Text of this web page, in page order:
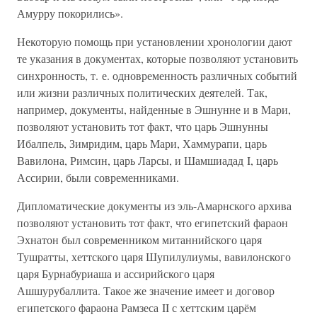
Амурру покорились».
Некоторую помощь при установлении хронологии дают
те указания в документах, которые позволяют установить
синхронность, т. е. одновременность различных событий
или жизни различных политических деятелей. Так,
например, документы, найденные в Эшнунне и в Мари,
позволяют установить тот факт, что царь Эшнунны
Ибалпель, Зимридим, царь Мари, Хаммурапи, царь
Вавилона, Римсин, царь Ларсы, и Шамшиадад I, царь
Ассирии, были современниками.
Дипломатические документы из эль-Амарнского архива
позволяют установить тот факт, что египетский фараон
Эхнатон был современником митаннийского царя
Тушратты, хеттского царя Шупилулиумы, вавилонского
царя Бурнабуриаша и ассирийского царя
Ашшурубаллита. Такое же значение имеет и договор
египетского фараона Рамзеса II с хеттским царём